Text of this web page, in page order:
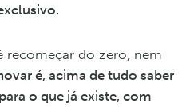
recomeçar do zero, nem
é, acima de tudo saber
o que já existe, com